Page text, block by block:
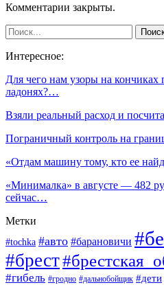
Комментарии закрыты.
Интересное:
Для чего нам узоры на кончиках
ладонях?…
Взяли реальный расход и
Пограничный контроль на
«Отдам машину тому, кто ее
«Минималка» в августе — 482
сейчас…
Метки
#tochka #авто #барановичи
#брест
#гибель #гродно #дальнобойщик #дети